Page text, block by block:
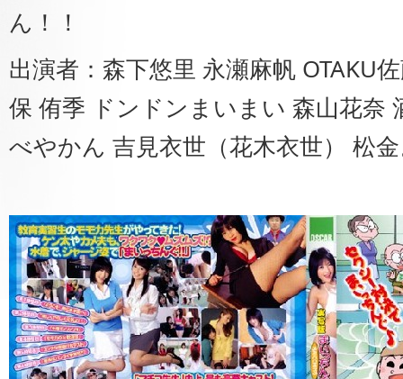
ん！！
出演者：森下悠里 永瀬麻帆 OTAKU
保 侑季 ドンドンまいまい 森山花奈
べやかん 吉見衣世（花木衣世） 松